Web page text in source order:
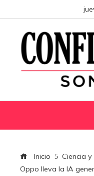
Inicio
Ciencia
Oppo lleva la IA